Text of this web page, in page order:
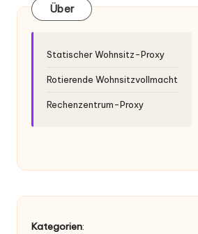
Über
Statischer Wohnsitz-Proxy
Rotierende Wohnsitzvollmacht
Rechenzentrum-Proxy
Kategorien: